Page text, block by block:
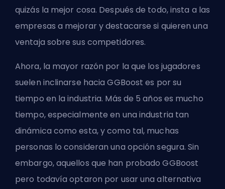
quizás la mejor cosa. Después de todo, insta a las
empresas a mejorar y destacarse si quieren una
ventaja sobre sus competidores.
Ahora, la mayor razón por la que los jugadores
suelen inclinarse hacia GGBoost es por su
tiempo en la industria. Más de 5 años es mucho
tiempo, especialmente en una industria tan
dinámica como esta, y como tal, muchas
personas lo consideran una opción segura. Sin
embargo, aquellos que han probado GGBoost
pero todavía optaron por usar una alternativa